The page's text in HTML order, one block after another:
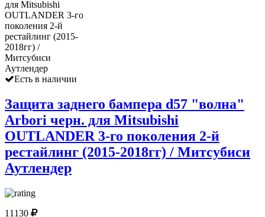
Есть в наличии
Защита заднего бампера d57 "волна"
Arbori черн. для Mitsubishi
OUTLANDER 3-го поколения 2-й
рестайлинг (2015-2018гг) / Митсубиси
Аутлендер
11130